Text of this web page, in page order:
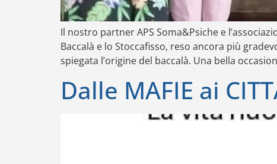
Il nostro partner APS Soma&Psiche e
Baccalà e lo Stoccafisso, reso ancora più
spiegata l’origine del baccalà. Una bella
Dalle MAFIE ai